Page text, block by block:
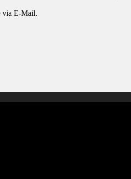
via E-Mail.